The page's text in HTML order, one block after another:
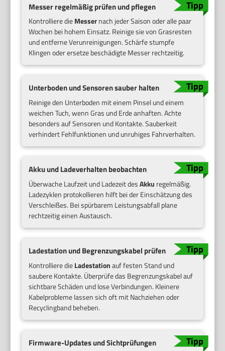
Messer regelmäßig prüfen und pflegen
Kontrolliere dieMessernach jeder Saison oder alle paar
Wochen bei hohem Einsatz. Reinige sie von Grasresten
und entferne Verunreinigungen. Schärfe stumpfe
Klingen oder ersetze beschädigte Messer rechtzeitig.
Unterboden und Sensoren sauber halten
Reinige den Unterboden mit einem Pinsel und einem
weichen Tuch, wenn Gras und Erde anhaften. Achte
besonders auf Sensoren und Kontakte. Sauberkeit
verhindert Fehlfunktionen und unruhiges Fahrverhalten.
Akku und Ladeverhalten beobachten
Überwache Laufzeit und Ladezeit desAkku regelmäßig.
Ladezyklen protokollieren hilft bei der Einschätzung des
Verschleißes. Bei spürbarem Leistungsabfall plane
rechtzeitig einen Austausch.
Ladestation und Begrenzungskabel prüfen
Kontrolliere dieLadestationauf festen Stand und
saubere Kontakte. Überprüfe das Begrenzungskabel auf
sichtbare Schäden und lose Verbindungen. Kleinere
Kabelprobleme lassen sich oft mit Nachziehen oder
Recyclingband beheben.
Firmware-Updates und Sichtprüfungen